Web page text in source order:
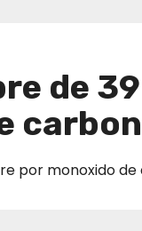
de
por monoxido